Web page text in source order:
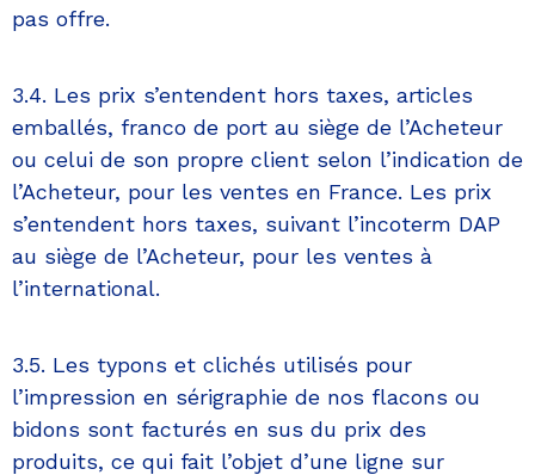
pas offre.
3.4. Les prix s’entendent hors taxes, articles
emballés, franco de port au siège de l’Acheteur
ou celui de son propre client selon l’indication de
l’Acheteur, pour les ventes en France. Les prix
s’entendent hors taxes, suivant l’incoterm DAP
au siège de l’Acheteur, pour les ventes à
l’international.
3.5. Les typons et clichés utilisés pour
l’impression en sérigraphie de nos flacons ou
bidons sont facturés en sus du prix des
produits, ce qui fait l’objet d’une ligne sur